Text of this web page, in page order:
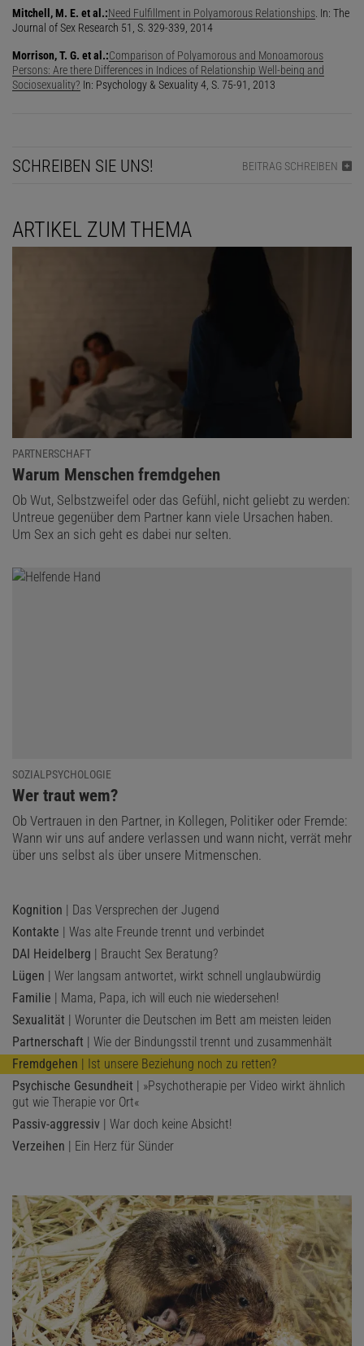
Mitchell, M. E. et al.:Need Fulfillment in Polyamorous Relationships . In: The
Journal of Sex Research 51, S. 329-339, 2014
Morrison, T. G. et al.:Comparison of Polyamorous and Monoamorous
Persons: Are there Differences in Indices of Relationship Well-being and
Sociosexuality? In: Psychology & Sexuality 4, S. 75-91, 2013
SCHREIBEN SIE UNS! BEITRAG SCHREIBEN
ARTIKEL ZUM THEMA
PARTNERSCHAFT
:
Warum Menschen fremdgehen
Ob Wut, Selbstzweifel oder das Gefühl, nicht geliebt zu werden:
Untreue gegenüber dem Partner kann viele Ursachen haben.
Um Sex an sich geht es dabei nur selten.
SOZIALPSYCHOLOGIE
:
Wer traut wem?
Ob Vertrauen in den Partner, in Kollegen, Politiker oder Fremde:
Wann wir uns auf andere verlassen und wann nicht, verrät mehr
über uns selbst als über unsere Mitmenschen.
Kognition | Das Versprechen der Jugend
Kontakte | Was alte Freunde trennt und verbindet
DAI Heidelberg | Braucht Sex Beratung?
Lügen | Wer langsam antwortet, wirkt schnell unglaubwürdig
Familie | Mama, Papa, ich will euch nie wiedersehen!
Sexualität | Worunter die Deutschen im Bett am meisten leiden
Partnerschaft | Wie der Bindungsstil trennt und zusammenhält
Fremdgehen | Ist unsere Beziehung noch zu retten?
Psychische Gesundheit | »Psychotherapie per Video wirkt ähnlich
gut wie Therapie vor Ort«
Passiv-aggressiv | War doch keine Absicht!
Verzeihen | Ein Herz für Sünder